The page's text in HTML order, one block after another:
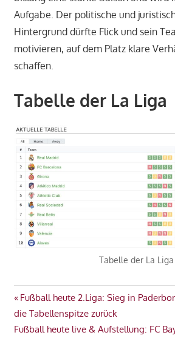
Aufgabe. Der politische und
Hintergrund dürfte Flick und sein
motivieren, auf dem Platz klare
schaffen.
Tabelle der La Liga
Tabelle der La Liga
Beitragsnavigation
Vorheriger
Beitrag:
Fußball heute 2.Liga: Sieg in
die Tabellenspitze zurück
Nächster
Fußball heute live & Aufstellung: FC